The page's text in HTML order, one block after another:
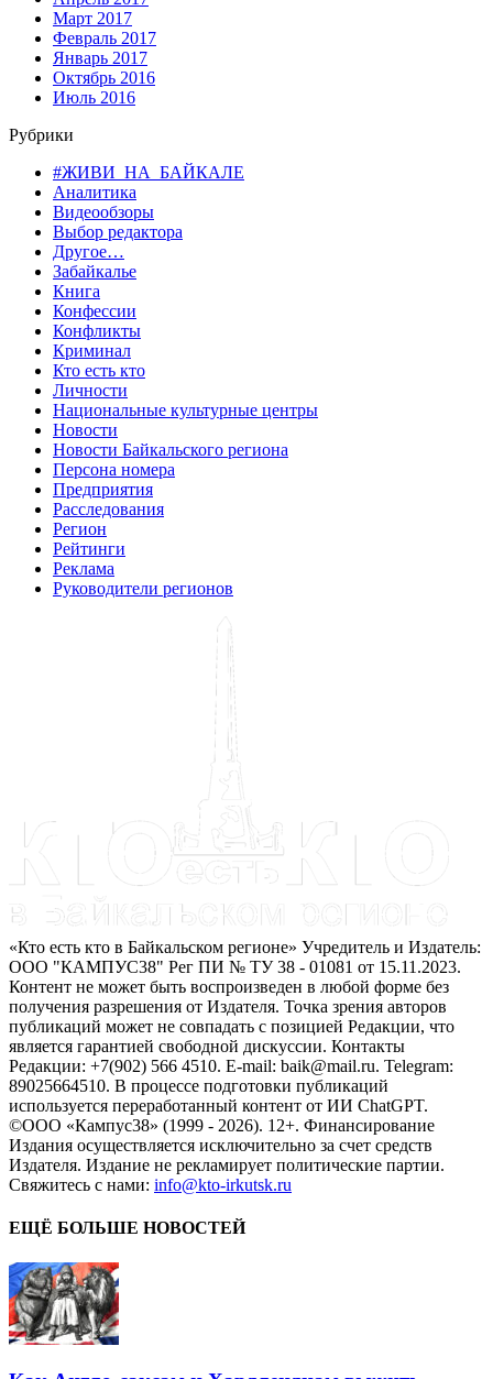
Март 2017
Февраль 2017
Январь 2017
Октябрь 2016
Июль 2016
Рубрики
#ЖИВИ_НА_БАЙКАЛЕ
Аналитика
Видеообзоры
Выбор редактора
Другое…
Забайкалье
Книга
Конфессии
Конфликты
Криминал
Кто есть кто
Личности
Национальные культурные центры
Новости
Новости Байкальского региона
Персона номера
Предприятия
Расследования
Регион
Рейтинги
Реклама
Руководители регионов
«Кто есть кто в Байкальском регионе» Учредитель и Издатель:
ООО "КАМПУС38" Рег ПИ № ТУ 38 - 01081 от 15.11.2023.
Контент не может быть воспроизведен в любой форме без
получения разрешения от Издателя. Точка зрения авторов
публикаций может не совпадать с позицией Редакции, что
является гарантией свободной дискуссии. Контакты
Редакции: +7(902) 566 4510. E-mail: baik@mail.ru. Telegram:
89025664510. В процессе подготовки публикаций
используется переработанный контент от ИИ ChatGPT.
©ООО «Кампус38» (1999 - 2026). 12+. Финансирование
Издания осуществляется исключительно за счет средств
Издателя. Издание не рекламирует политические партии.
Свяжитесь с нами: info@kto-irkutsk.ru
ЕЩЁ БОЛЬШЕ НОВОСТЕЙ